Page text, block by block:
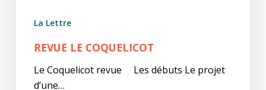
La Lettre
REVUE LE COQUELICOT
Le Coquelicot revue Les débuts Le projet
d’une…